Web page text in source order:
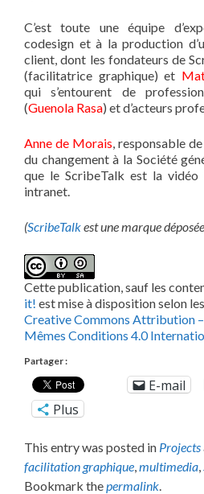
C’est toute une équipe
codesign et à la production
client, dont les fondateurs de
(facilitatrice graphique) et
qui s’entourent de
(Guenola Rasa) et d’acteurs
Anne de Morais, responsable
du changement à la Société
que le ScribeTalk est la
intranet.
(ScribeTalkest une marque
Cette publication, sauf les
it! est mise à disposition selon
Creative Commons Attribution –
Mêmes Conditions 4.0
Partager :
E-mail
Plus
This entry was posted in Projects
facilitation graphique,multimedia,
Bookmark thepermalink.